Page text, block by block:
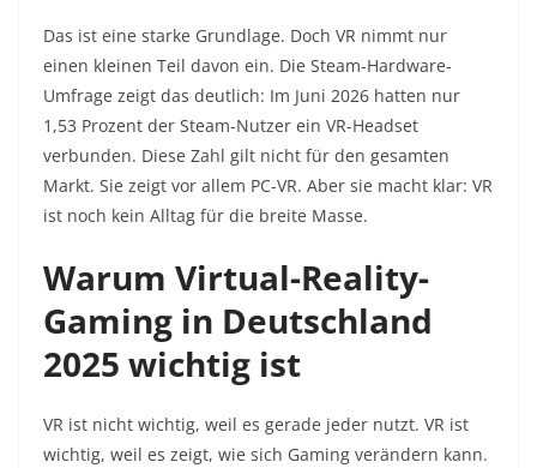
Das ist eine starke Grundlage. Doch VR nimmt nur
einen kleinen Teil davon ein. Die Steam-Hardware-
Umfrage zeigt das deutlich: Im Juni 2026 hatten nur
1,53 Prozent der Steam-Nutzer ein VR-Headset
verbunden. Diese Zahl gilt nicht für den gesamten
Markt. Sie zeigt vor allem PC-VR. Aber sie macht klar: VR
ist noch kein Alltag für die breite Masse.
Warum Virtual-Reality-
Gaming in Deutschland
2025 wichtig ist
VR ist nicht wichtig, weil es gerade jeder nutzt. VR ist
wichtig, weil es zeigt, wie sich Gaming verändern kann.